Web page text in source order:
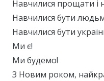
Навчилися прощати і
Навчилися бути
Навчилися бути
Ми є!
Ми будемо!
З Новим роком,